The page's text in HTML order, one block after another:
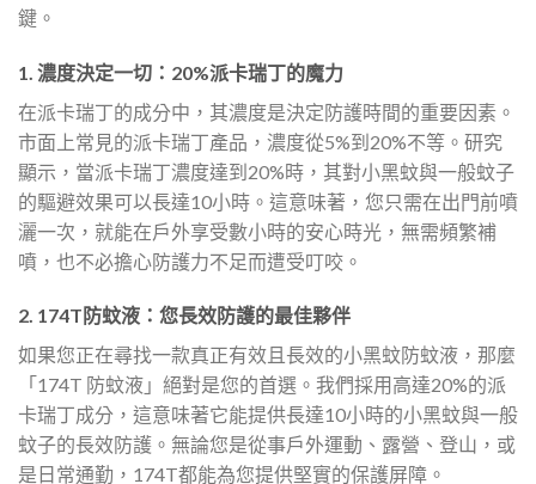
鍵。
1. 濃度決定一切：20%派卡瑞丁的魔力
在派卡瑞丁的成分中，其濃度是決定防護時間的重要因素。
市面上常見的派卡瑞丁產品，濃度從5%到20%不等。研究
顯示，當派卡瑞丁濃度達到20%時，其對小黑蚊與一般蚊子
的驅避效果可以長達10小時。這意味著，您只需在出門前噴
灑一次，就能在戶外享受數小時的安心時光，無需頻繁補
噴，也不必擔心防護力不足而遭受叮咬。
2. 174T防蚊液：您長效防護的最佳夥伴
如果您正在尋找一款真正有效且長效的小黑蚊防蚊液，那麼
「174T 防蚊液」絕對是您的首選。我們採用高達20%的派
卡瑞丁成分，這意味著它能提供長達10小時的小黑蚊與一般
蚊子的長效防護。無論您是從事戶外運動、露營、登山，或
是日常通勤，174T都能為您提供堅實的保護屏障。